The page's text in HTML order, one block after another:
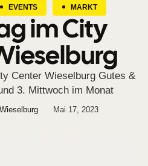
EVENTS MARKT
im City
Center Wieselburg Gutes &
3. Mittwoch im Monat
Mai 17, 2023